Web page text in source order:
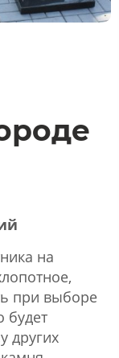
на
при выборе
будет
других